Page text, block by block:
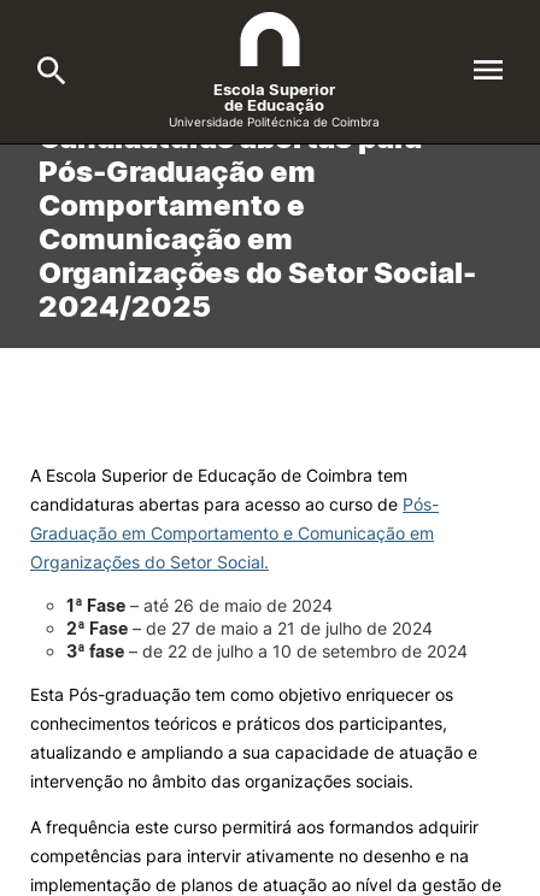
A ESEC
Cursos
Candidatos
Alunos
Candidaturas
©2026 Instituto Politécnico de Coimbra. Todos os direitos reservados.
Escola Superior
de Educação
Universidade Politécnica de Coimbra
Search
Formative Offer General
Candidaturas abertas para
Pós-Graduação em
Comportamento e
Comunicação em
Organizações do Setor Social-
2024/2025
Candidaturas abertas para Pós-Graduação em Comportamento e
A Escola Superior de Educação de Coimbra tem
candidaturas abertas para acesso ao curso de Pós-
Graduação em Comportamento e Comunicação em
Organizações do Setor Social.
1ª Fase – até 26 de maio de 2024
2ª Fase – de 27 de maio a 21 de julho de 2024
3ª fase – de 22 de julho a 10 de setembro de 2024
Esta Pós-graduação tem como objetivo enriquecer os
conhecimentos teóricos e práticos dos participantes,
atualizando e ampliando a sua capacidade de atuação e
intervenção no âmbito das organizações sociais.
A frequência este curso permitirá aos formandos adquirir
competências para intervir ativamente no desenho e na
implementação de planos de atuação ao nível da gestão de